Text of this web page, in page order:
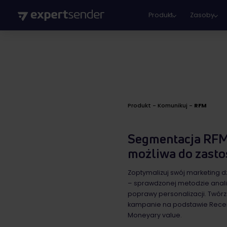
Produkt Zasoby
Produkt - Komunikuj - RFM
Segmentacja
możliwa do
Zoptymalizuj swój marketing
– sprawdzonej metodzie
poprawy personalizacji.
kampanie na podstawie
Moneyary value.